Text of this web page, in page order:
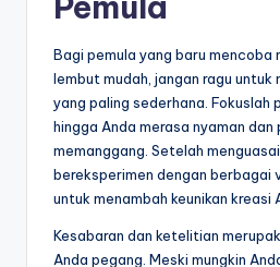
Bagi pemula yang baru mencoba
lembut mudah, jangan ragu untuk
yang paling sederhana. Fokuslah
hingga Anda merasa nyaman
memanggang. Setelah
bereksperimen dengan berbagai
untuk menambah keunikan kreasi
Kesabaran dan ketelitian
Anda pegang. Meski mungkin